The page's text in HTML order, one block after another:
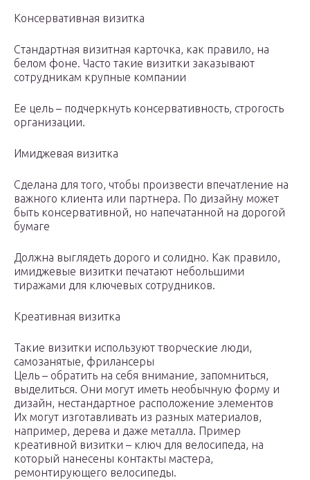
Консервативная визитка
Стандартная визитная карточка, как правило, на
белом фоне. Часто такие визитки заказывают
сотрудникам крупные компании
Ее цель – подчеркнуть консервативность, строгость
организации.
Имиджевая визитка
Сделана для того, чтобы произвести впечатление на
важного клиента или партнера. По дизайну может
быть консервативной, но напечатанной на дорогой
бумаге
Должна выглядеть дорого и солидно. Как правило,
имиджевые визитки печатают небольшими
тиражами для ключевых сотрудников.
Креативная визитка
Такие визитки используют творческие люди,
самозанятые, фрилансеры
Цель – обратить на себя внимание, запомниться,
выделиться. Они могут иметь необычную форму и
дизайн, нестандартное расположение элементов
Их могут изготавливать из разных материалов,
например, дерева и даже металла. Пример
креативной визитки – ключ для велосипеда, на
который нанесены контакты мастера,
ремонтирующего велосипеды.